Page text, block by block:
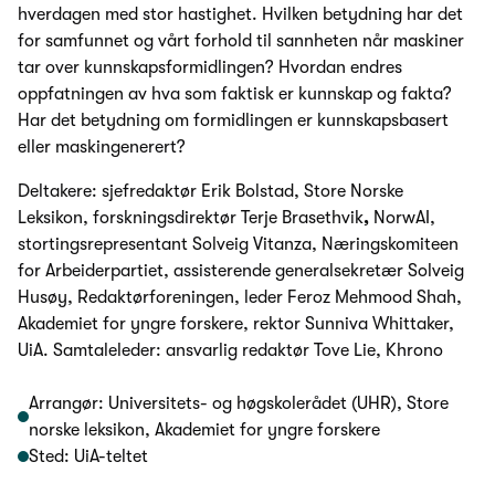
hverdagen med stor hastighet. Hvilken betydning har det
for samfunnet og vårt forhold til sannheten når maskiner
tar over kunnskapsformidlingen? Hvordan endres
oppfatningen av hva som faktisk er kunnskap og fakta?
Har det betydning om formidlingen er kunnskapsbasert
eller maskingenerert?
Deltakere: sjefredaktør Erik Bolstad, Store Norske
Leksikon, forskningsdirektør Terje Brasethvik, NorwAI,
stortingsrepresentant Solveig Vitanza, Næringskomiteen
for Arbeiderpartiet, assisterende generalsekretær Solveig
Husøy, Redaktørforeningen, leder Feroz Mehmood Shah,
Akademiet for yngre forskere, rektor Sunniva Whittaker,
UiA. Samtaleleder: ansvarlig redaktør Tove Lie, Khrono
Arrangør: Universitets- og høgskolerådet (UHR), Store
norske leksikon, Akademiet for yngre forskere
Sted: UiA-teltet